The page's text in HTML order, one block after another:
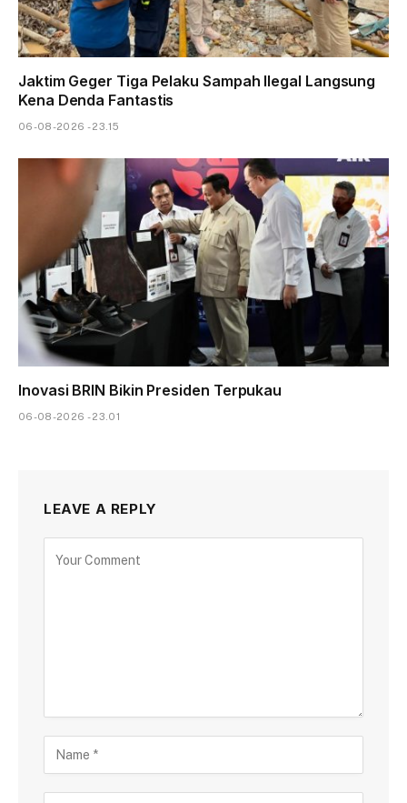
Jaktim Geger Tiga Pelaku Sampah Ilegal Langsung
Kena Denda Fantastis
06-08-2026 - 23.15
Inovasi BRIN Bikin Presiden Terpukau
06-08-2026 - 23.01
LEAVE A REPLY